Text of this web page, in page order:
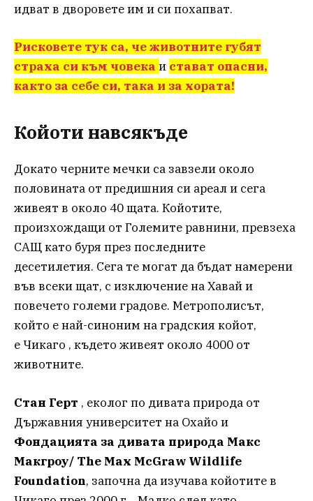
идват в дворовете им и си похапват.
Рисковете тук са, че животните губят
страха си към човека и стават опасни,
както за себе си, така и за хората!
Койоти навсякъде
Докато черните мечки са завзели около
половината от предишния си ареал и сега
живеят в около 40 щата. Койотите,
произхождащи от Големите равнини, превзеха
САЩ като буря през последните
десетилетия. Сега те могат да бъдат намерени
във всеки щат, с изключение на Хавай и
повечето големи градове. Метрополисът,
който е най-синоним на градския койот,
е Чикаго , където живеят около 4000 от
животните.
Стан Герт , еколог по дивата природа от
Държавния университет на Охайо и
Фондацията за дивата природа Макс
Макгроу/ The Max McGraw Wildlife
Foundation, започна да изучава койотите в